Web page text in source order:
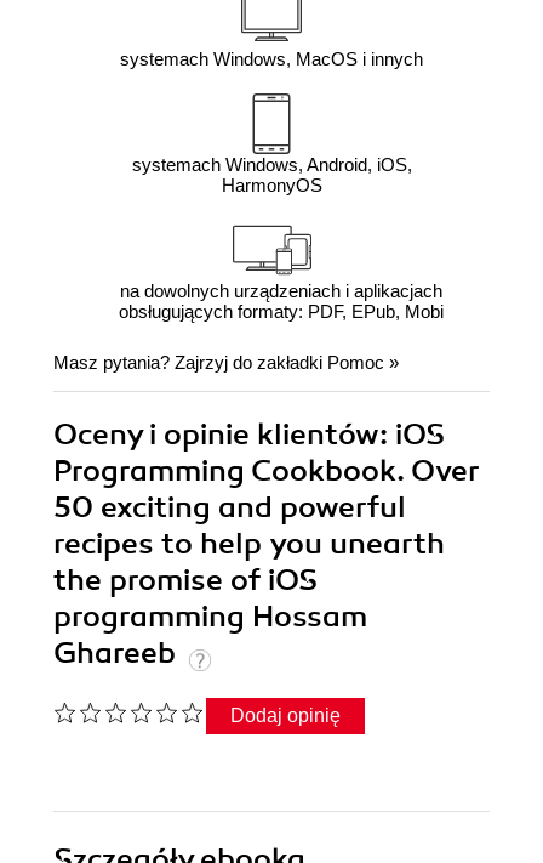
systemach Windows, MacOS i innych
systemach Windows, Android, iOS,
HarmonyOS
na dowolnych urządzeniach i aplikacjach
obsługujących formaty: PDF, EPub, Mobi
Masz pytania? Zajrzyj do zakładki Pomoc »
Oceny i opinie klientów: iOS
Programming Cookbook. Over
50 exciting and powerful
recipes to help you unearth
the promise of iOS
programming Hossam
Ghareeb
Dodaj opinię